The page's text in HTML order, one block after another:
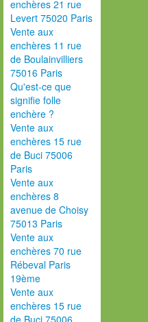
enchères 21 rue
Levert 75020 Paris
Vente aux
enchères 11 rue
de Boulainvilliers
75016 Paris
Qu'est-ce que
signifie folle
enchère ?
Vente aux
enchères 15 rue
de Buci 75006
Paris
Vente aux
enchères 8
avenue de Choisy
75013 Paris
Vente aux
enchères 70 rue
Rébeval Paris
19ème
Vente aux
enchères 15 rue
de Buci 75006